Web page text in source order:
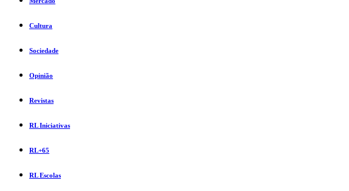
Cultura
Sociedade
Opinião
Revistas
RL Iniciativas
RL+65
RL Escolas